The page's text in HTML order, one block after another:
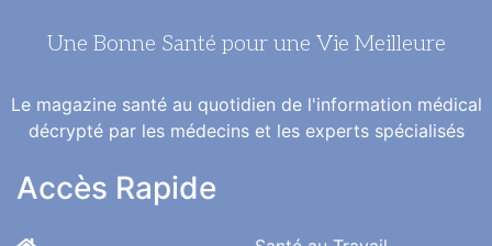
Une Bonne Santé pour une Vie Meilleure
Le magazine santé au quotidien de l'information médical
décrypté par les médecins et les experts spécialisés
Accès Rapide